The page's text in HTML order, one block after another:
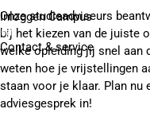
Inloggen Campus
Contact& service
Onze studieadviseurs
bij het kiezen van de juiste
welke opleiding jij snel aan
weten hoe je vrijstellingen
staan voor je klaar. Plan
adviesgesprek in!